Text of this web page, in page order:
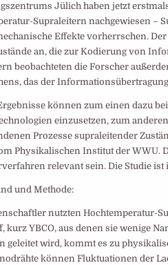
Jülich haben jetzt
Supraleitern nachgewiesen –
Effekte vorherrschen.
an, die zur Kodierung von
beobachteten die Forscher
das der
können zum einen dazu
einzusetzen, zum
Prozesse supraleitender
Physikalischen Institut der WWU.
relevant sein. Die Studie
und Methode:
nutzten Hochtemperatur-
kurz YBCO, aus denen sie wenige
geleitet wird, kommt es zu
können Fluktuationen der